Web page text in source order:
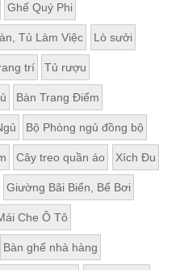
Ghế Quý Phi
Tủ Làm Việc Lò sưởi
trí Tủ rượu
Bàn Trang Điểm
Bộ Phòng ngủ đồng bộ
Cây treo quần áo Xích Đu
Giường Bãi Biển, Bể Bơi
Che Ô Tô
Bàn ghế nhà hàng